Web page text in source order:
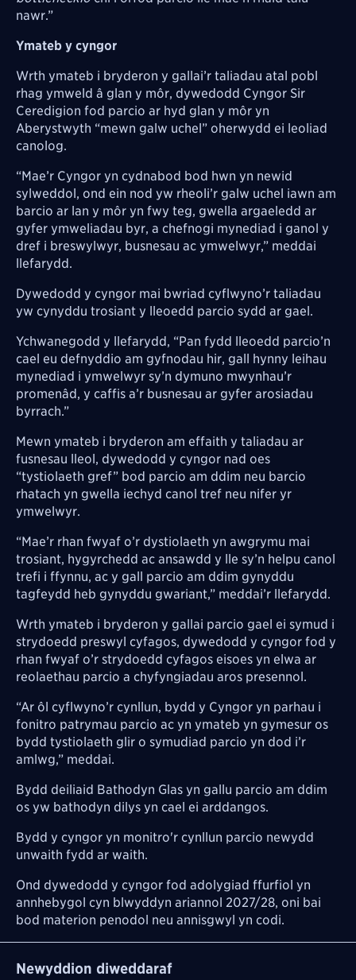
nawr.”
Ymateb y cyngor
Wrth ymateb i bryderon y gallai’r taliadau atal pobl
rhag ymweld â glan y môr, dywedodd Cyngor Sir
Ceredigion fod parcio ar hyd glan y môr yn
Aberystwyth “mewn galw uchel” oherwydd ei leoliad
canolog.
“Mae’r Cyngor yn cydnabod bod hwn yn newid
sylweddol, ond ein nod yw rheoli’r galw uchel iawn am
barcio ar lan y môr yn fwy teg, gwella argaeledd ar
gyfer ymweliadau byr, a chefnogi mynediad i ganol y
dref i breswylwyr, busnesau ac ymwelwyr,” meddai
llefarydd.
Dywedodd y cyngor mai bwriad cyflwyno’r taliadau
yw cynyddu trosiant y lleoedd parcio sydd ar gael.
Ychwanegodd y llefarydd, “Pan fydd lleoedd parcio’n
cael eu defnyddio am gyfnodau hir, gall hynny leihau
mynediad i ymwelwyr sy’n dymuno mwynhau’r
promenâd, y caffis a’r busnesau ar gyfer arosiadau
byrrach.”
Mewn ymateb i bryderon am effaith y taliadau ar
fusnesau lleol, dywedodd y cyngor nad oes
“tystiolaeth gref” bod parcio am ddim neu barcio
rhatach yn gwella iechyd canol tref neu nifer yr
ymwelwyr.
“Mae’r rhan fwyaf o’r dystiolaeth yn awgrymu mai
trosiant, hygyrchedd ac ansawdd y lle sy’n helpu canol
trefi i ffynnu, ac y gall parcio am ddim gynyddu
tagfeydd heb gynyddu gwariant,” meddai’r llefarydd.
Wrth ymateb i bryderon y gallai parcio gael ei symud i
strydoedd preswyl cyfagos, dywedodd y cyngor fod y
rhan fwyaf o’r strydoedd cyfagos eisoes yn elwa ar
reolaethau parcio a chyfyngiadau aros presennol.
“Ar ôl cyflwyno’r cynllun, bydd y Cyngor yn parhau i
fonitro patrymau parcio ac yn ymateb yn gymesur os
bydd tystiolaeth glir o symudiad parcio yn dod i’r
amlwg,” meddai.
Bydd deiliaid Bathodyn Glas yn gallu parcio am ddim
os yw bathodyn dilys yn cael ei arddangos.
Bydd y cyngor yn monitro'r cynllun parcio newydd
unwaith fydd ar waith.
Ond dywedodd y cyngor fod adolygiad ffurfiol yn
annhebygol cyn blwyddyn ariannol 2027/28, oni bai
bod materion penodol neu annisgwyl yn codi.
Newyddion diweddaraf